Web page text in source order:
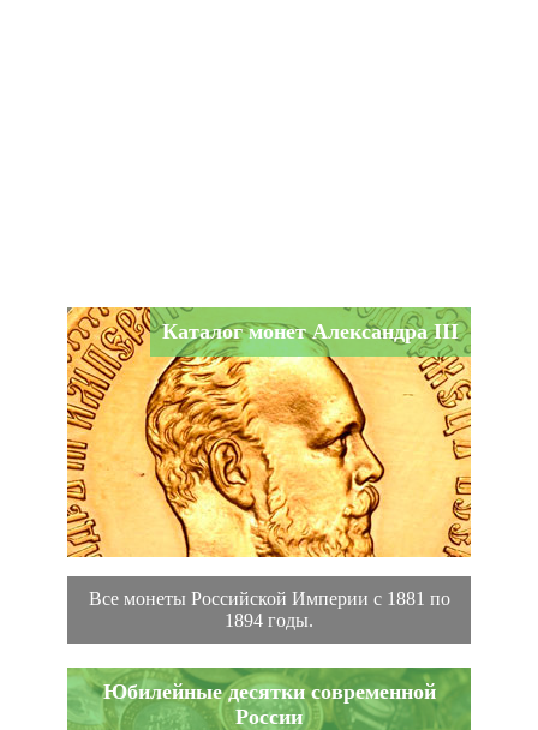
Каталог монет Александра III
Все монеты Российской Империи с 1881 по
1894 годы.
Юбилейные десятки современной
России